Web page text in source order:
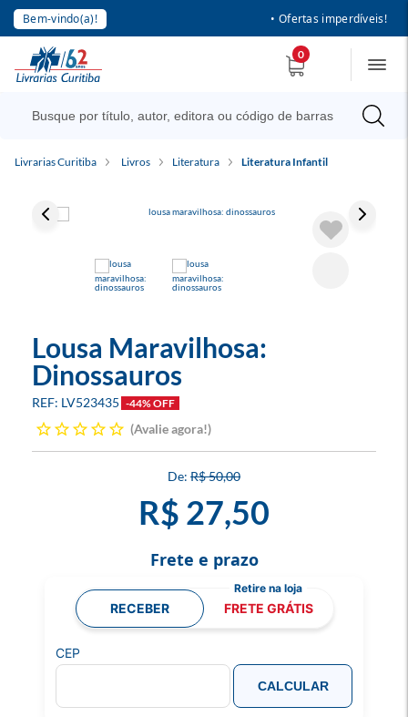
Bem-vindo(a)! • Ofertas imperdíveis!
0
Livrarias Curitiba Livros Literatura Literatura Infantil
Lousa Maravilhosa:
Dinossauros
LV523435 -44% OFF
Avalie agora!
R$ 50,00
R$ 27,50
Frete e prazo
RECEBER FRETE GRÁTIS
CEP
CALCULAR